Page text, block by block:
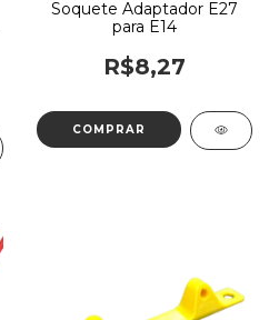
Soquete Adaptador E27
para E14
R$8,27